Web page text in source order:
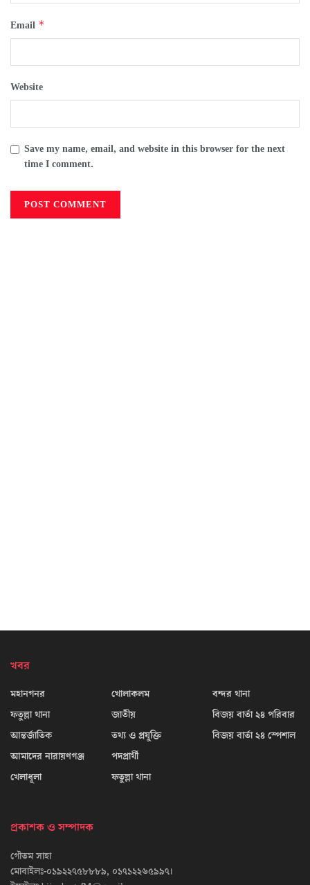
Email *
Website
Save my name, email, and website in this browser for the next
time I comment.
খবর
মহানগনর
ফতুল্লা থানা
আন্তর্জাতিক
আমাদের নারায়ণগঞ্জ
খেলাধূলা
খোলাকলম
জাতীয়
তথ্য ও প্রযুক্তি
পদপ্রার্থী
ফতুল্লা থানা
বন্দর থানা
বিজয় বার্তা ২৪ পরিবার
বিজয় বার্তা ২৪ স্পেশাল
প্রকাশক ও সম্পাদক
গৌতম সাহা
মোবাইলঃ-০১৯২২৭৫৮৮৮৯, ০১৭১২২৬৫৯৯৭।